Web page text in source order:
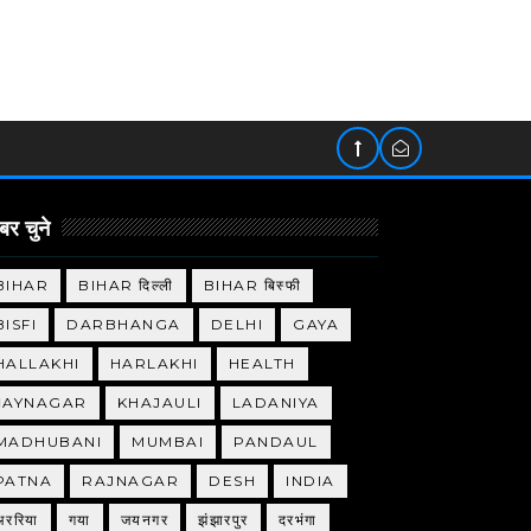
चुने
BIHAR दिल्ली BIHAR बिस्फी
DARBHANGA DELHI GAYA
HARLAKHI HEALTH
KHAJAULI LADANIYA
MUMBAI PANDAUL
RAJNAGAR DESH INDIA
गया जयनगर झंझारपुर दरभंगा